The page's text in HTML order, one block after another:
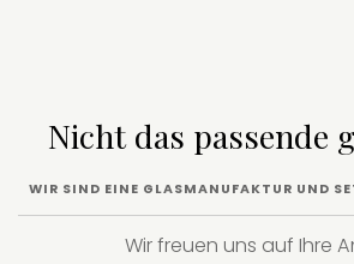
Nicht das passende
WIR SIND EINE GLASMANUFAKTUR UND
Wir freuen uns auf Ihre